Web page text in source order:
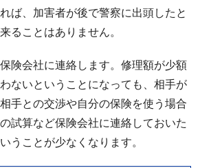
ば、加害者が後で警察に出頭したと
ることはありません。
険会社に連絡します。修理額が少額
ないということになっても、相手が
手との交渉や自分の保険を使う場合
試算など保険会社に連絡しておいた
うことが少なくなります。